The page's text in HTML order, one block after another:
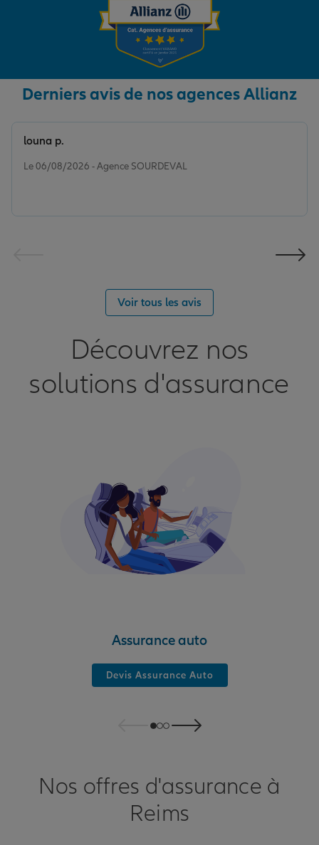
Derniers avis de nos agences Allianz
Le 06/08/2026 - Agence SOURDEVAL
louna p.
Voir tous les avis
Découvrez nos
solutions d'assurance
Assurance auto
Devis Assurance Auto
Nos offres d'assurance à
Reims